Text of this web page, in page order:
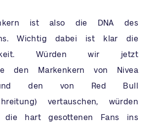
ist also die DNA des
Wichtig dabei ist klar die
Würden wir jetzt
den Markenkern von Nivea
den von Red Bull
vertauschen, würden
die hart gesottenen Fans ins